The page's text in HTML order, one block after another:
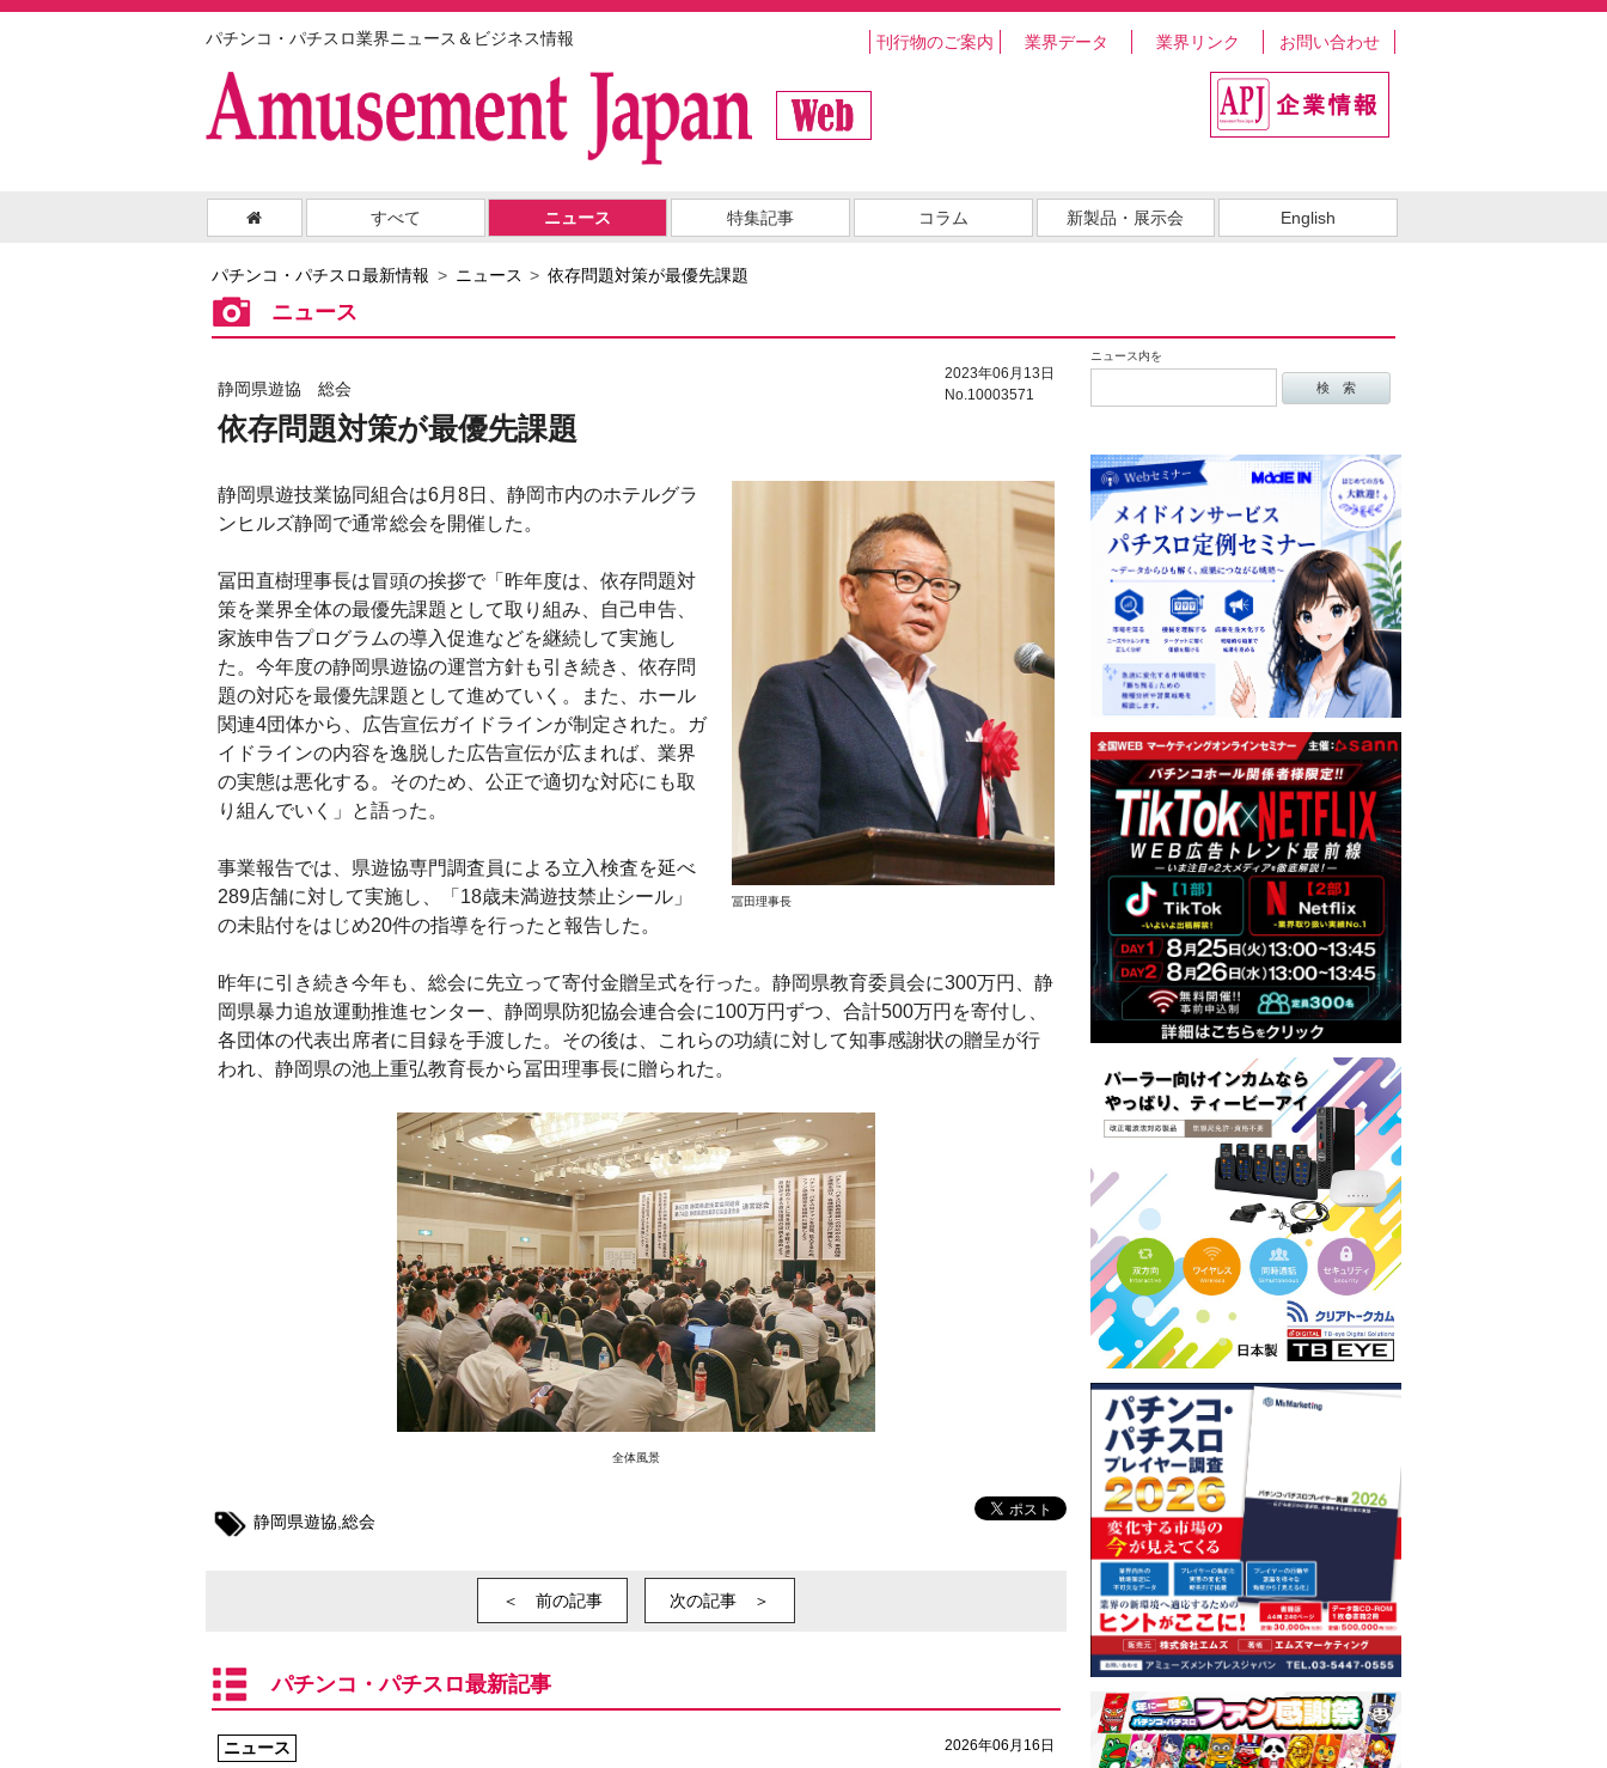
パチンコ・パチスロ業界ニュース＆ビジネス情報 刊行物のご案内 業界データ 業界リンク お問い合わせ
すべて ニュース 特集記事 コラム 新製品・展示会 English
パチンコ・パチスロ最新情報 ニュース 依存問題対策が最優先課題
ニュース
ニュース内を
2023年06月13日
No.10003571
静岡県遊協 総会
依存問題対策が最優先課題
冨田理事長
静岡県遊技業協同組合は6月8日、静岡市内のホテルグラ
ンヒルズ静岡で通常総会を開催した。
冨田直樹理事長は冒頭の挨拶で「昨年度は、依存問題対
策を業界全体の最優先課題として取り組み、自己申告、
家族申告プログラムの導入促進などを継続して実施し
た。今年度の静岡県遊協の運営方針も引き続き、依存問
題の対応を最優先課題として進めていく。また、ホール
関連4団体から、広告宣伝ガイドラインが制定された。ガ
イドラインの内容を逸脱した広告宣伝が広まれば、業界
の実態は悪化する。そのため、公正で適切な対応にも取
り組んでいく」と語った。
事業報告では、県遊協専門調査員による立入検査を延べ
289店舗に対して実施し、「18歳未満遊技禁止シール」
の未貼付をはじめ20件の指導を行ったと報告した。
昨年に引き続き今年も、総会に先立って寄付金贈呈式を行った。静岡県教育委員会に300万円、静
岡県暴力追放運動推進センター、静岡県防犯協会連合会に100万円ずつ、合計500万円を寄付し、
各団体の代表出席者に目録を手渡した。その後は、これらの功績に対して知事感謝状の贈呈が行
われ、静岡県の池上重弘教育長から冨田理事長に贈られた。
全体風景
静岡県遊協 総会
＜ 前の記事 次の記事 ＞
パチンコ・パチスロ最新記事
2026年06月16日
ニュース